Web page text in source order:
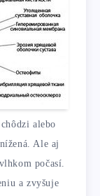
alebo
Ale aj
počasí.
a zvyšuje